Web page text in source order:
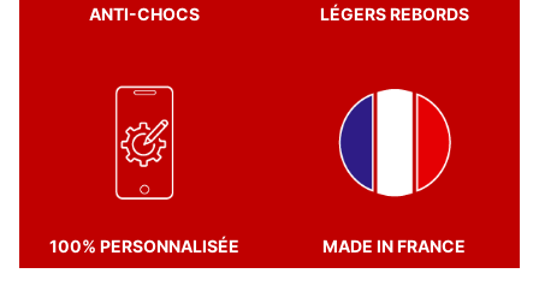
ANTI-CHOCS LÉGERS REBORDS
100% PERSONNALISÉE MADE IN FRANCE